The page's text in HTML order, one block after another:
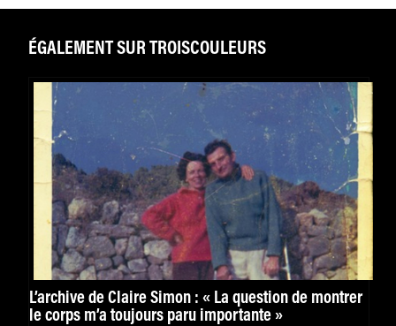
ÉGALEMENT SUR TROISCOULEURS
L’archive de Claire Simon : « La question de montrer
le corps m’a toujours paru importante »